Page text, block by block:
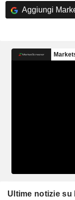
Aggiungi
Ultime notizie su